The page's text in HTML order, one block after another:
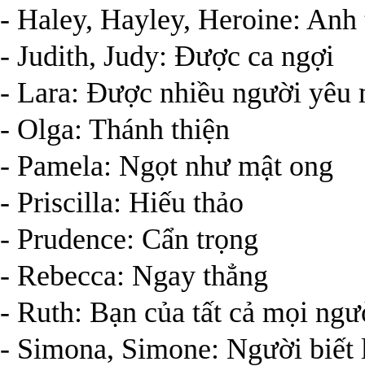
- Haley, Hayley, Heroine:
- Judith, Judy: Được ca ngợi
- Lara: Được nhiều người yêu
- Olga: Thánh thiện
- Pamela: Ngọt như mật ong
- Priscilla: Hiếu thảo
- Prudence: Cẩn trọng
- Rebecca: Ngay thẳng
- Ruth: Bạn của tất cả mọi
- Simona, Simone: Người biết